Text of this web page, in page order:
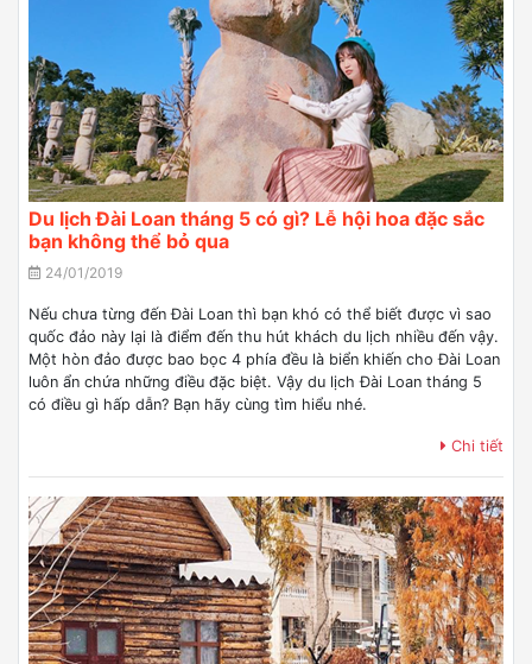
Du lịch Đài Loan tháng 5 có gì? Lễ hội hoa đặc sắc
bạn không thể bỏ qua
24/01/2019
Nếu chưa từng đến Đài Loan thì bạn khó có thể biết được vì sao
quốc đảo này lại là điểm đến thu hút khách du lịch nhiều đến vậy.
Một hòn đảo được bao bọc 4 phía đều là biển khiến cho Đài Loan
luôn ẩn chứa những điều đặc biệt. Vậy du lịch Đài Loan tháng 5
có điều gì hấp dẫn? Bạn hãy cùng tìm hiểu nhé.
Chi tiết